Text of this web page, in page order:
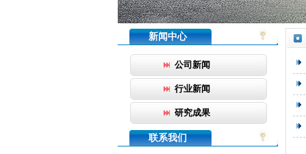
新闻中心
公司新闻
行业新闻
研究成果
联系我们